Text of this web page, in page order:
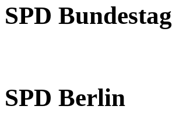
SPD
SPD Berlin